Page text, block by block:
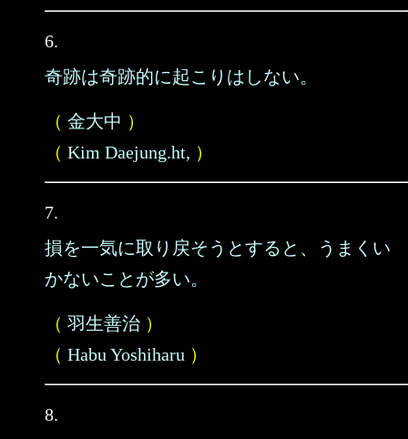
6.
奇跡は奇跡的に起こりはしない。
（ 金大中 ）
（ Kim Daejung.ht, ）
7.
損を一気に取り戻そうとすると、うまくい
かないことが多い。
（ 羽生善治 ）
（ Habu Yoshiharu ）
8.